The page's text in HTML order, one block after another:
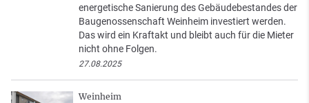
energetische Sanierung des Gebäudebestandes der
Baugenossenschaft Weinheim investiert werden.
Das wird ein Kraftakt und bleibt auch für die Mieter
nicht ohne Folgen.
27.08.2025
Weinheim